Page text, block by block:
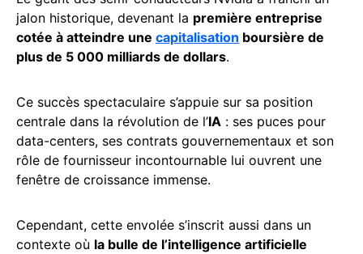
jalon historique, devenant la première entreprise
cotée à atteindre une capitalisation boursière de
plus de 5 000 milliards de dollars.
Ce succès spectaculaire s’appuie sur sa position
centrale dans la révolution de l’IA : ses puces pour
data-centers, ses contrats gouvernementaux et son
rôle de fournisseur incontournable lui ouvrent une
fenêtre de croissance immense.
Cependant, cette envolée s’inscrit aussi dans un
contexte où la bulle de l’intelligence artificielle